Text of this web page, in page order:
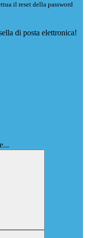
il reset della password
di posta elettronica!